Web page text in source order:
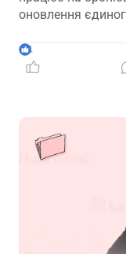
оновлення
4